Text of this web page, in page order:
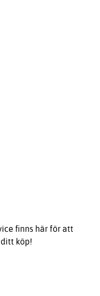
finns här för att
köp!